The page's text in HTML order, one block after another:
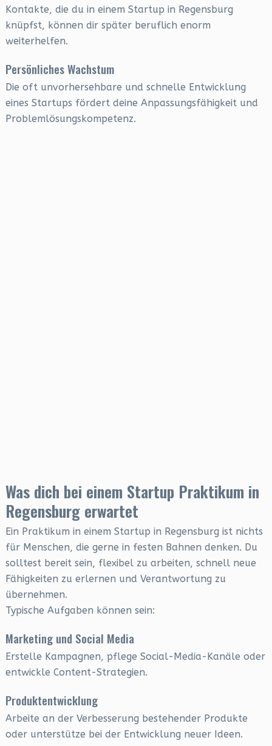
Kontakte, die du in einem Startup in Regensburg
knüpfst, können dir später beruflich enorm
weiterhelfen.
Persönliches Wachstum
Die oft unvorhersehbare und schnelle Entwicklung
eines Startups fördert deine Anpassungsfähigkeit und
Problemlösungskompetenz.
Was dich bei einem Startup Praktikum in
Regensburg erwartet
Ein Praktikum in einem Startup in Regensburg ist nichts
für Menschen, die gerne in festen Bahnen denken. Du
solltest bereit sein, flexibel zu arbeiten, schnell neue
Fähigkeiten zu erlernen und Verantwortung zu
übernehmen.
Typische Aufgaben können sein:
Marketing und Social Media
Erstelle Kampagnen, pflege Social-Media-Kanäle oder
entwickle Content-Strategien.
Produktentwicklung
Arbeite an der Verbesserung bestehender Produkte
oder unterstütze bei der Entwicklung neuer Ideen.